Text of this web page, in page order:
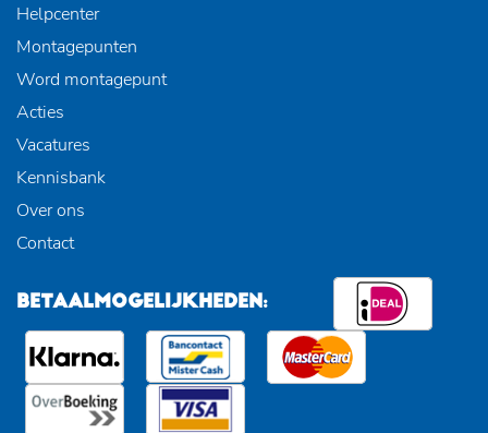
Helpcenter
Montagepunten
Word montagepunt
Acties
Vacatures
Kennisbank
Over ons
Contact
BETAALMOGELIJKHEDEN: